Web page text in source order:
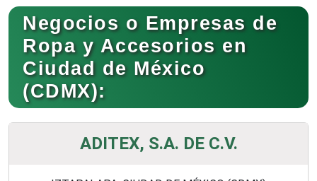
Negocios o Empresas de
Ropa y Accesorios en
Ciudad de México
(CDMX):
ADITEX, S.A. DE C.V.